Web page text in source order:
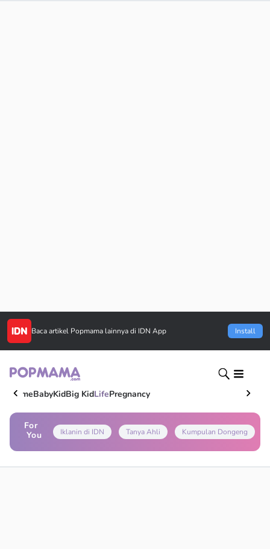
Baca artikel Popmama lainnya di IDN App Install
HomeBabyKidBig KidLifePregnancy
For
You
Iklanin di IDN Tanya Ahli Kumpulan Dongeng